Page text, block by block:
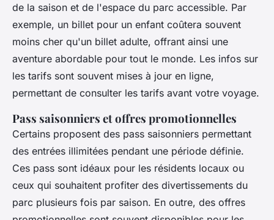
de la saison et de l'espace du parc accessible. Par
exemple, un billet pour un enfant coûtera souvent
moins cher qu'un billet adulte, offrant ainsi une
aventure abordable pour tout le monde. Les infos sur
les tarifs sont souvent mises à jour en ligne,
permettant de consulter les tarifs avant votre voyage.
Pass saisonniers et offres promotionnelles
Certains proposent des pass saisonniers permettant
des entrées illimitées pendant une période définie.
Ces pass sont idéaux pour les résidents locaux ou
ceux qui souhaitent profiter des divertissements du
parc plusieurs fois par saison. En outre, des offres